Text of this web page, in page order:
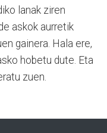
lanak ziren
askok aurretik
gainera. Hala ere,
hobetu dute. Eta
zuen.